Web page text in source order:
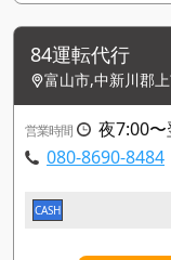
84運転代行
富山市,中新川郡
営業時間
夜7:00
080-8690-8484
CASH